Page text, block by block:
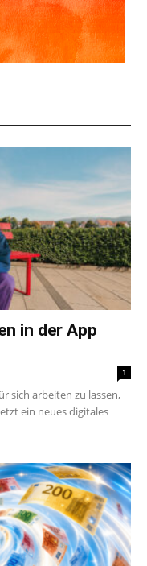
in der App
1
sich arbeiten zu lassen,
ein neues digitales